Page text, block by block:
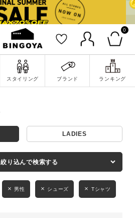
0
スタイリング ブランド ランキング
詳細検索
LADIES KIDS
LADIES
絞り込んで検索する
男性 シューズ Tシャツ